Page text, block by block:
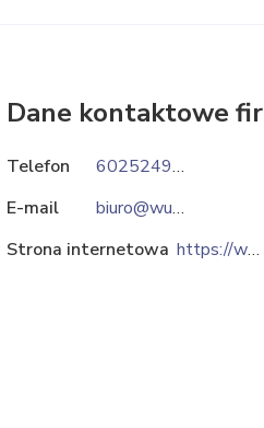
Dane kontaktowe
Telefon
602524997
E-mail
biuro@wulkanizatorzy.pl
Strona internetowa
https://wulkanizatorzy.pl